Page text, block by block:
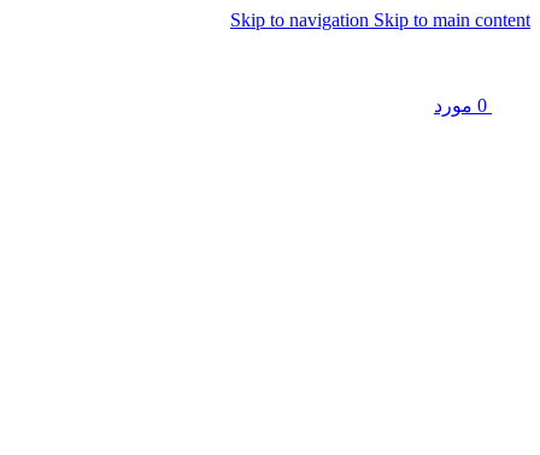
Skip to navigation Skip to main content
0 مورد